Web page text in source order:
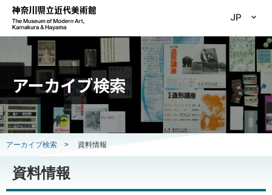
JP
アーカイブ検索
アーカイブ検索 > 資料情報
資料情報